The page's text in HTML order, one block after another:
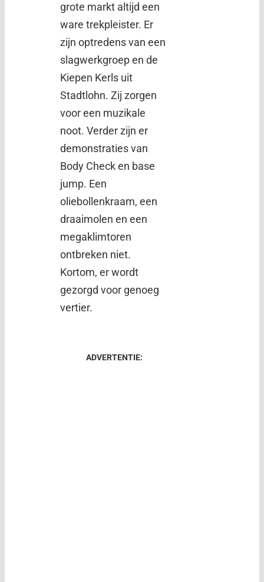
grote markt altijd een
ware trekpleister. Er
zijn optredens van een
slagwerkgroep en de
Kiepen Kerls uit
Stadtlohn. Zij zorgen
voor een muzikale
noot. Verder zijn er
demonstraties van
Body Check en base
jump. Een
oliebollenkraam, een
draaimolen en een
megaklimtoren
ontbreken niet.
Kortom, er wordt
gezorgd voor genoeg
vertier.
ADVERTENTIE: